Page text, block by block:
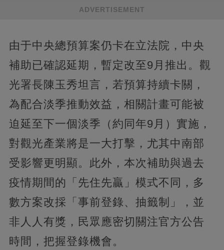
ADVERTISEMENT
由于中央總預算案仍卡在立法院，中央
補助已確認延期，暫定改至9月推出。觀
光署長陳玉秀坦言，若預算持續卡關，
為配合淡季推動效益，相關計畫可能被
迫延至下一個淡季（約同年9月）實施，
對觀光產業將是一大打擊，尤其中南部
受影響更明顯。此外，本次補助與過去
疫情期間的「先住先贏」模式不同，多
數方案改採「事前登錄、抽籤制」，並
非人人有獎，民眾應密切關注官方公告
時間，把握登錄機會。